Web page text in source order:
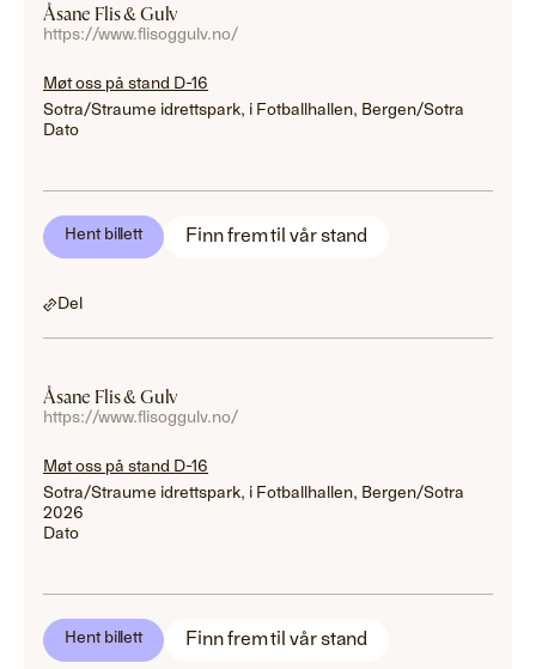
Åsane Flis & Gulv
https://www.flisoggulv.no/
Møt oss på stand D-16
Sotra/Straume idrettspark, i Fotballhallen, Bergen/Sotra
Dato
Hent billett Finn frem til vår stand
Del
Åsane Flis & Gulv
https://www.flisoggulv.no/
Møt oss på stand D-16
Sotra/Straume idrettspark, i Fotballhallen, Bergen/Sotra
2026
Dato
Hent billett Finn frem til vår stand